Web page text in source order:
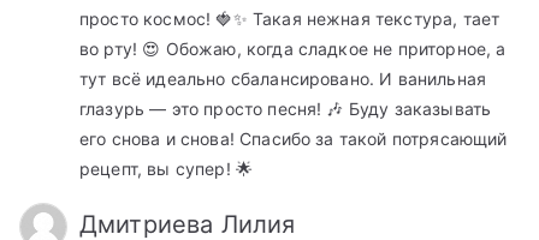
просто космос! 🍓✨ Такая нежная текстура, тает
во рту! 😍 Обожаю, когда сладкое не приторное, а
тут всё идеально сбалансировано. И ванильная
глазурь — это просто песня! 🎶 Буду заказывать
его снова и снова! Спасибо за такой потрясающий
рецепт, вы супер! 🌟
Дмитриева Лилия